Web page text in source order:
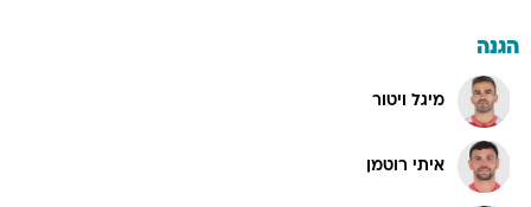
הגנה
מיגל ויטור
איתי רוטמן